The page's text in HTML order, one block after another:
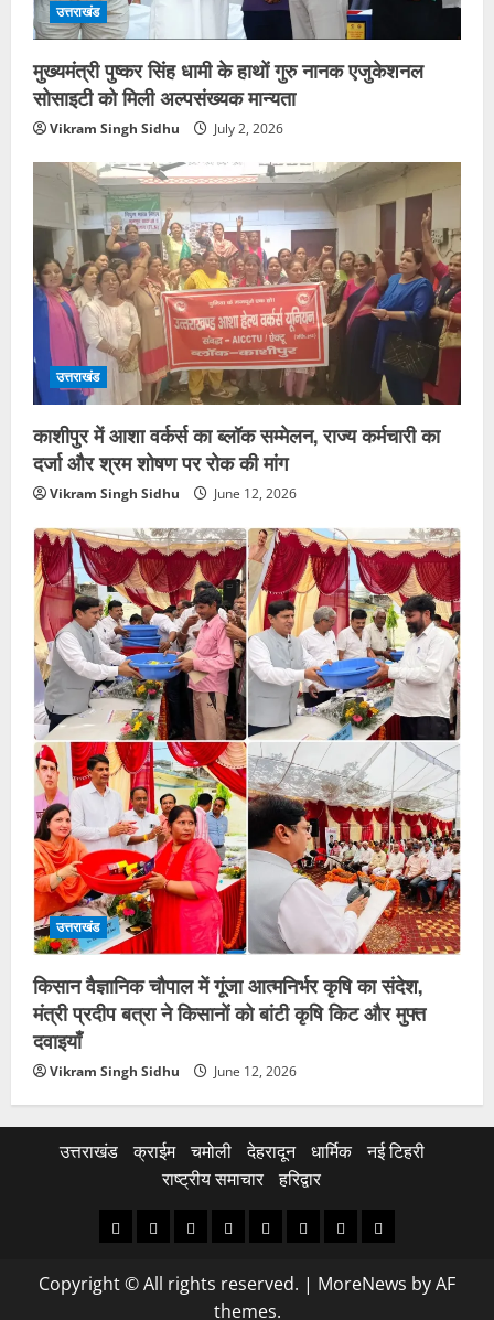
उत्तराखंड
मुख्यमंत्री पुष्कर सिंह धामी के हाथों गुरु नानक एजुकेशनल
सोसाइटी को मिली अल्पसंख्यक मान्यता
Vikram Singh Sidhu July 2, 2026
उत्तराखंड
काशीपुर में आशा वर्कर्स का ब्लॉक सम्मेलन, राज्य कर्मचारी का
दर्जा और श्रम शोषण पर रोक की मांग
Vikram Singh Sidhu June 12, 2026
उत्तराखंड
किसान वैज्ञानिक चौपाल में गूंजा आत्मनिर्भर कृषि का संदेश,
मंत्री प्रदीप बत्रा ने किसानों को बांटी कृषि किट और मुफ्त
दवाइयाँ
Vikram Singh Sidhu June 12, 2026
उत्तराखंड क्राईम चमोली देहरादून धार्मिक
नई टिहरी
राष्ट्रीय समाचार
हरिद्वार
उत्तराखंडक्राईमचमोलीदेहरादूनधार्मिकनई
राष्ट्रीयहरिद्वार
Copyright © All rights reserved. | MoreNews by AF
themes.